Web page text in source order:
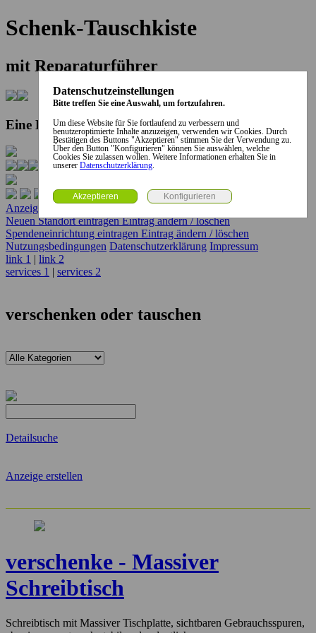
Schenk-Tauschkiste
mit Reparaturführer
Eine Kooperation der Stadt und des Landkreises...
Anzeige erstellen
Neuen Standort eintragenEintrag ändern / löschen
Spendeneinrichtung eintragen Eintrag ändern / löschen
Nutzungsbedingungen Datenschutzerklärung Impressum
link 1 | link 2
services 1 | services 2
verschenken oder tauschen
Detailsuche
Anzeige erstellen
verschenke - Massiver
Schreibtisch
Schreibtisch mit Massiver Tischplatte, sichtbaren Gebrauchsspuren,
Datenschutzeinstellungen
Bitte treffen Sie eine Auswahl, um fortzufahren.
Um diese Website für Sie fortlaufend zu verbessern und
benutzeroptimierte Inhalte anzuzeigen, verwenden wir Cookies. Durch
Bestätigen des Buttons "Akzeptieren" stimmen Sie der Verwendung zu.
Über den Button "Konfigurieren" können Sie auswählen, welche
Cookies Sie zulassen wollen. Weitere Informationen erhalten Sie in
unserer Datenschutzerklärung.